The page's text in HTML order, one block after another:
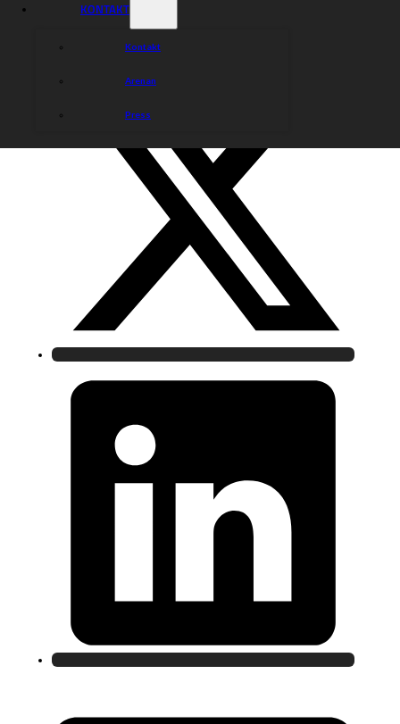
KONTAKT
Kontakt
Arenan
Press